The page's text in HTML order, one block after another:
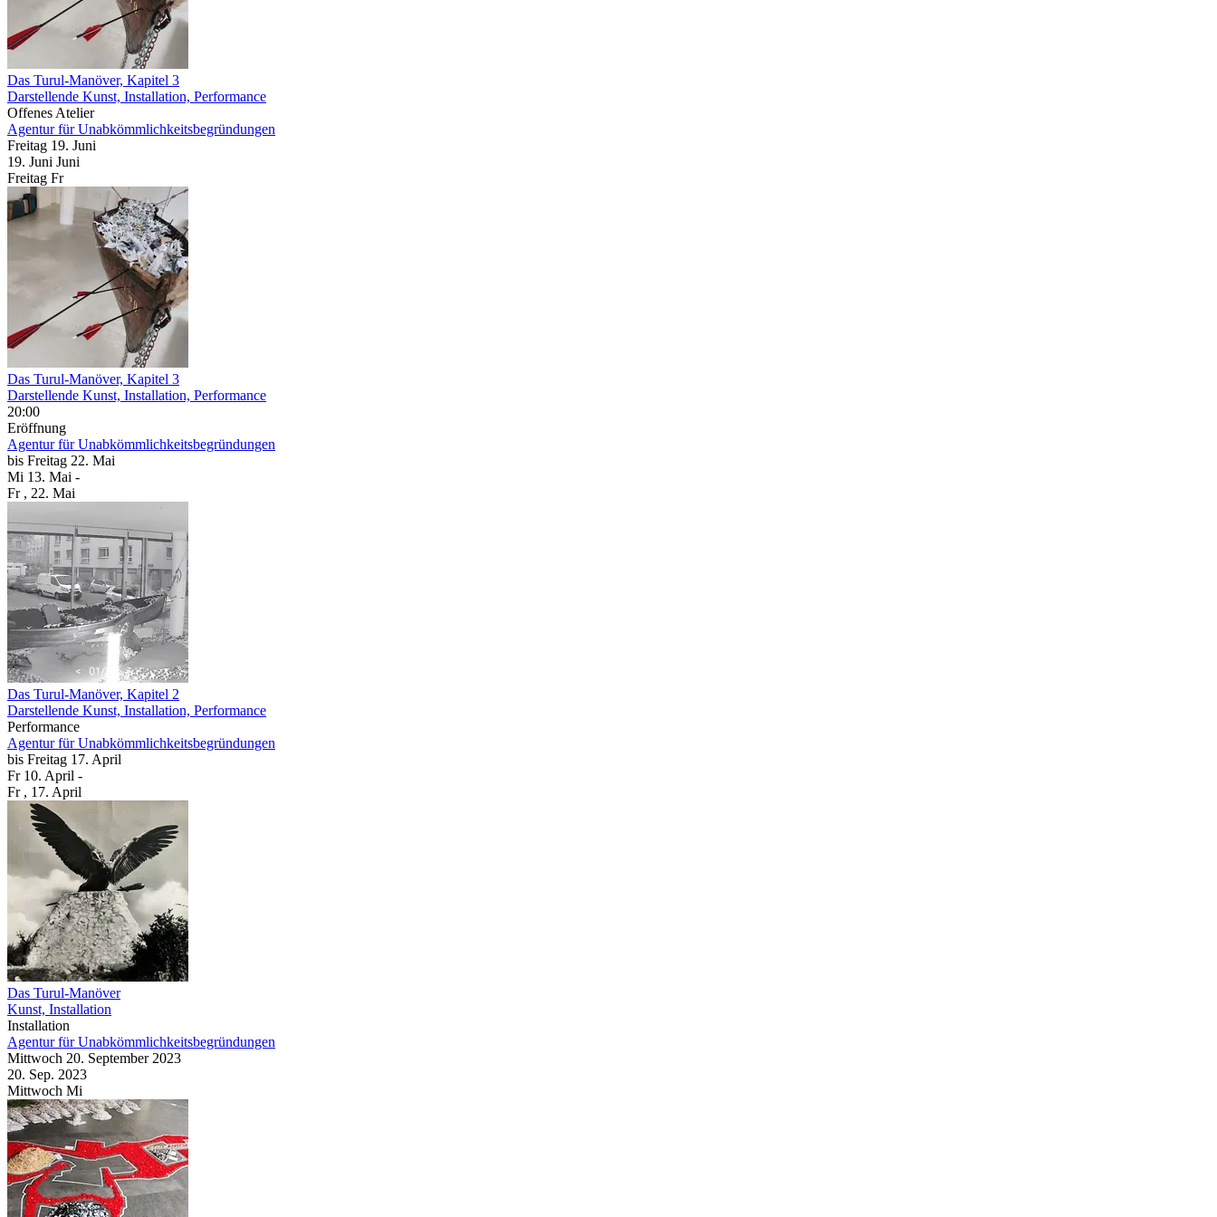
Das Turul-Manöver, Kapitel 3
Darstellende Kunst, Installation, Performance
Offenes Atelier
Agentur für Unabkömmlichkeitsbegründungen
Freitag 19. Juni
19. Juni Juni
Freitag Fr
Das Turul-Manöver, Kapitel 3
Darstellende Kunst, Installation, Performance
20:00
Eröffnung
Agentur für Unabkömmlichkeitsbegründungen
bis Freitag 22. Mai
Mi 13. Mai -
Fr , 22. Mai
Das Turul-Manöver, Kapitel 2
Darstellende Kunst, Installation, Performance
Performance
Agentur für Unabkömmlichkeitsbegründungen
bis Freitag 17. April
Fr 10. April -
Fr , 17. April
Das Turul-Manöver
Kunst, Installation
Installation
Agentur für Unabkömmlichkeitsbegründungen
Mittwoch 20. September 2023
20. Sep. 2023
Mittwoch Mi